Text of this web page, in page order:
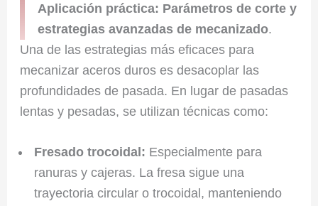
Aplicación práctica: Parámetros de corte y
estrategias avanzadas de mecanizado.
Una de las estrategias más eficaces para
mecanizar aceros duros es desacoplar las
profundidades de pasada. En lugar de pasadas
lentas y pesadas, se utilizan técnicas como:
Fresado trocoidal: Especialmente para
ranuras y cajeras. La fresa sigue una
trayectoria circular o trocoidal, manteniendo